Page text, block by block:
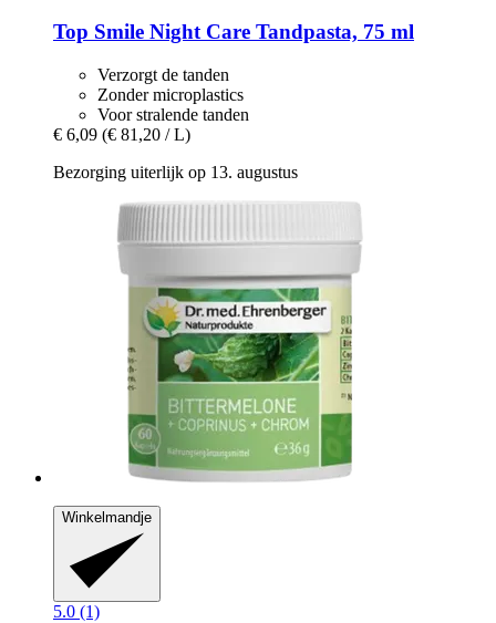
Top Smile Night Care Tandpasta, 75 ml
Verzorgt de tanden
Zonder microplastics
Voor stralende tanden
€ 6,09 (€ 81,20 / L)
Bezorging uiterlijk op 13. augustus
Winkelmandje
5.0 (1)